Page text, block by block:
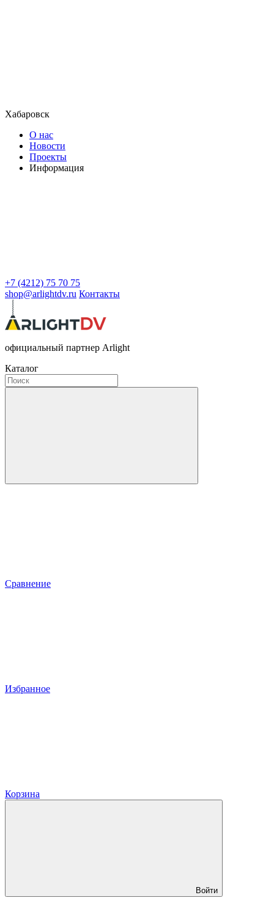
Хабаровск
О нас
Новости
Проекты
Информация
+7 (4212) 75 70 75
shop@arlightdv.ru Контакты
официальный партнер Arlight
Каталог
Сравнение
Избранное
Корзина
Войти